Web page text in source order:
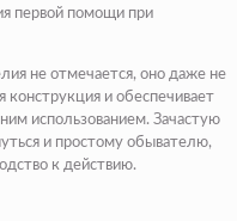
первой помощи при
не отмечается, оно даже не
конструкция и обеспечивает
использованием. Зачастую
и простому обывателю,
к действию.